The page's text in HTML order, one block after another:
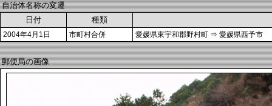
自治体名称の変遷
日付
種類
2004年4月1日 市町村合併 愛媛県東宇和郡野村町 ⇒ 愛媛県西予市
郵便局の画像